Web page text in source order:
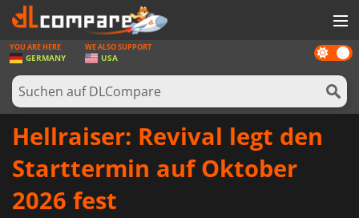
SPIELE
SPIEL KARTEN
SOFTWARE
Dark
mode
YOU ARE HERE
GERMANY
WE ALSO SUPPORT
USA
Hellraiser: Revival legt den
Starttermin auf Oktober
2026 fest